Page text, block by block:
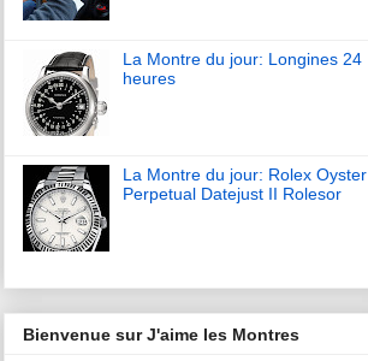
La Montre du jour: Longines 24
heures
La Montre du jour: Rolex Oyster
Perpetual Datejust II Rolesor
Bienvenue sur J'aime les Montres